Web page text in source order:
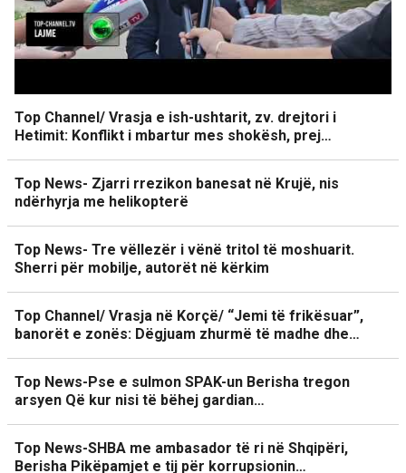
Top Channel/ Vrasja e ish-ushtarit, zv. drejtori i
Hetimit: Konflikt i mbartur mes shokësh, prej…
Top News- Zjarri rrezikon banesat në Krujë, nis
ndërhyrja me helikopterë
Top News- Tre vëllezër i vënë tritol të moshuarit.
Sherri për mobilje, autorët në kërkim
Top Channel/ Vrasja në Korçë/ “Jemi të frikësuar”,
banorët e zonës: Dëgjuam zhurmë të madhe dhe…
Top News-Pse e sulmon SPAK-un Berisha tregon
arsyen Që kur nisi të bëhej gardian…
Top News-SHBA me ambasador të ri në Shqipëri,
Berisha Pikëpamjet e tij për korrupsionin…